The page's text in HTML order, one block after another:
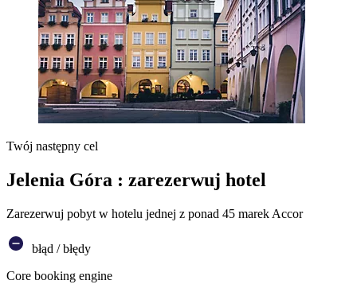
Twój następny cel
Jelenia Góra : zarezerwuj hotel
Zarezerwuj pobyt w hotelu jednej z ponad 45 marek Accor
błąd / błędy
Core booking engine